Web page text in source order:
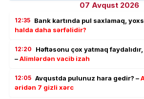
07 Avqust 2026
12:35 Bank kartında pul saxlamaq,
halda daha sərfəlidir?
12:20
Həftəsonu çox yatmaq
–Alimlərdən vacib izah
12:05 Avqustda pulunuz hara gedir? –
əridən 7 gizli xərc